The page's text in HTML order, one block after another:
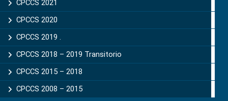
CPCCS 2021
CPCCS 2020
CPCCS 2019 .
CPCCS 2018 – 2019 Transitorio
CPCCS 2015 – 2018
CPCCS 2008 – 2015